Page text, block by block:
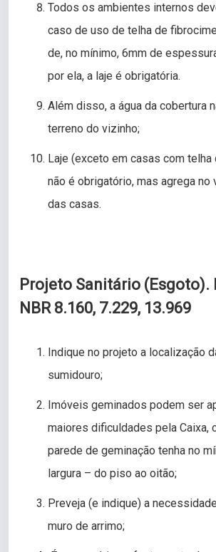
Todos os ambientes internos
caso de uso de telha de
de, no mínimo, 6mm de
por ela, a laje é obrigatória.
Além disso, a água da cobertura
terreno do vizinho;
Laje (exceto em casas com
não é obrigatório, mas agrega no
das casas.
Projeto Sanitário (Esgoto).
NBR 8.160, 7.229, 13.969
Indique no projeto a localização
sumidouro;
Imóveis geminados podem ser
maiores dificuldades pela Caixa,
parede de geminação tenha no
largura – do piso ao oitão;
Preveja (e indique) a
muro de arrimo;